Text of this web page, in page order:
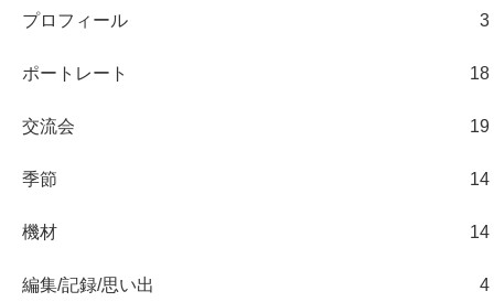
プロフィール 3
ポートレート 18
交流会 19
季節 14
機材 14
編集/記録/思い出 4